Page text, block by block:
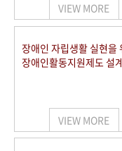
VIEW MORE
장애인 자립생활 실현을
장애인활동지원제도 설
VIEW MORE